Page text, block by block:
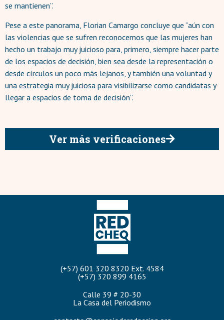
se mantienen”.
Pese a este panorama, Florian Camargo concluye que “aún con
las violencias que se sufren reconocemos que las mujeres han
hecho un trabajo muy juicioso para, primero, siempre hacer parte
de los espacios de decisión, bien sea desde la representación o
desde círculos un poco más lejanos, y también una voluntad y
una estrategia muy juiciosa para visibilizarse como candidatas y
llegar a espacios de toma de decisión”.
Ver más verificaciones
(+57) 601 320 8320 Ext. 4584
(+57) 320 899 4165
Calle 39 # 20-30
La Casa del Periodismo